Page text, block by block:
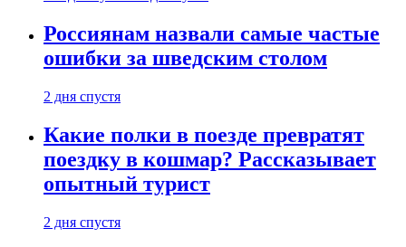
Россиянам назвали самые частые
ошибки за шведским столом
2 дня спустя
Какие полки в поезде превратят
поездку в кошмар? Рассказывает
опытный турист
2 дня спустя